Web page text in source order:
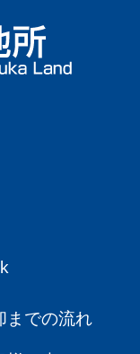
までの流れ